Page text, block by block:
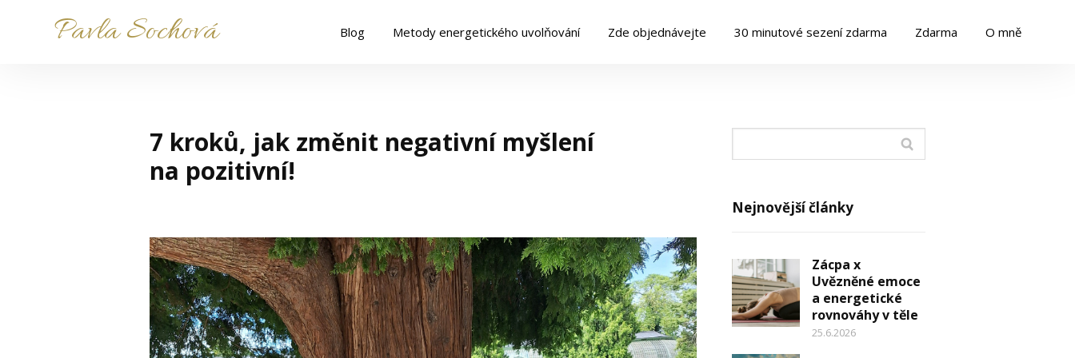
Pavla Sochová Blog Metody energetického uvolňování Zde objednávejte 30 minutové sezení zdarma Zdarma O mně
7 kroků, jak změnit negativní myšlení
na pozitivní!
Nejnovější články
Zácpa x
Uvězněné emoce
a energetické
rovnováhy v těle
25.6.2026